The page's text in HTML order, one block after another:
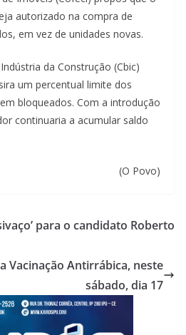
autorizado na compra de
em vez de unidades novas.
da Construção (Cbic)
um percentual limite dos
bloqueados. Com a introdução
continuaria a acumular saldo
(O Povo)
para o candidato Roberto
Vacinação Antirrábica, neste
sábado, dia 17